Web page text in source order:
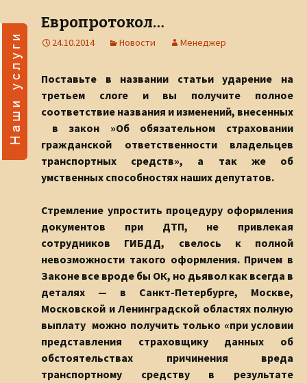
Европротокол…
24.10.2014 Новости Менеджер
Поставьте в названии статьи ударение на
третьем слоге и вы получите полное
соответствие названия и изменений, внесенных
в закон »Об обязательном страховании
гражданской ответственности владельцев
транспортных средств», а так же об
умственных способностях наших депутатов.
Стремление упростить процедуру оформления
документов при ДТП, не привлекая
сотрудников ГИБДД, свелось к полной
невозможности такого оформления. Причем в
Законе все вроде бы ОК, но дьявол как всегда в
деталях — в Санкт-Петербурге, Москве,
Московской и Ленинградской областях полную
выплату можно получить только «при условии
представления страховщику данных об
обстоятельствах причинения вреда
транспортному средству в результате